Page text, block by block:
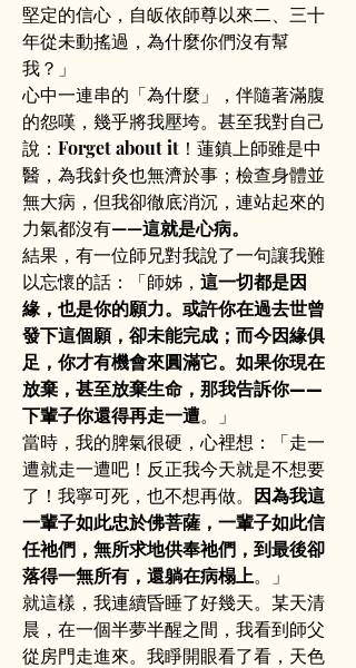
堅定的信心，自皈依師尊以來二、三十
年從未動搖過，為什麼你們沒有幫
我？」
心中一連串的「為什麼」，伴隨著滿腹
的怨嘆，幾乎將我壓垮。甚至我對自己
說：Forget about it！蓮鎮上師雖是中
醫，為我針灸也無濟於事；檢查身體並
無大病，但我卻徹底消沉，連站起來的
力氣都沒有——這就是心病。
結果，有一位師兄對我說了一句讓我難
以忘懷的話：「師姊， 這一切都是因
緣，也是你的願力。或許你在過去世曾
發下這個願，卻未能完成；而今因緣俱
足，你才有機會來圓滿它。如果你現在
放棄，甚至放棄生命，那我告訴你——
下輩子你還得再走一遭。」
當時，我的脾氣很硬，心裡想：「走一
遭就走一遭吧！反正我今天就是不想要
了！我寧可死，也不想再做。 因為我這
一輩子如此忠於佛菩薩，一輩子如此信
任祂們，無所求地供奉祂們，到最後卻
落得一無所有，還躺在病榻上。」
就這樣，我連續昏睡了好幾天。某天清
晨，在一個半夢半醒之間，我看到師父
從房門走進來。我睜開眼看了看，天色